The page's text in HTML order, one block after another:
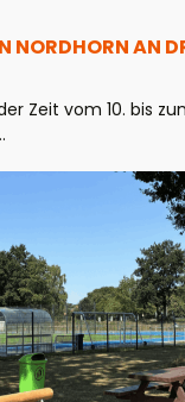
NORDHORN AN
Zeit vom 10. bis